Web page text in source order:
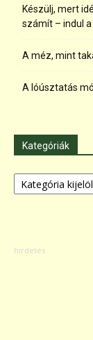
Készülj, mert
számít – indul
A méz, mint
A lóúsztatás
Kategóriák
Kategóriák